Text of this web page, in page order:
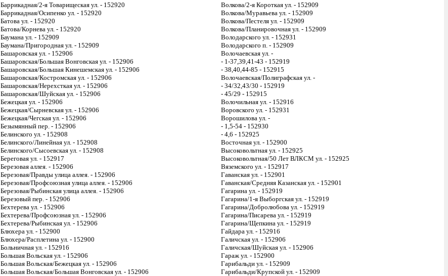
Баррикадная/2-я Товарищеская ул. - 152920
Баррикадная/Осипенко ул. - 152920
Батова ул. - 152920
Батова/Корнева ул. - 152920
Баумана ул. - 152909
Баумана/Пригородная ул. - 152909
Башаровская ул. - 152906
Башаровская/Большая Вонговская ул. - 152906
Башаровская/Большая Кинешемская ул. - 152906
Башаровская/Костромская ул. - 152906
Башаровская/Нерехсткая ул. - 152906
Башаровская/Шуйская ул. - 152906
Бежецкая ул. - 152906
Бежецкая/Сырневская ул. - 152906
Бежецкая/Чегская ул. - 152906
Безымянный пер. - 152906
Белинского ул. - 152908
Белинского/Линейная ул. - 152908
Белинского/Сысоевская ул. - 152908
Береговая ул. - 152917
Березовая аллея. - 152906
Березовая/Правды улица аллея. - 152906
Березовая/Профсоюзная улица аллея. - 152906
Березовая/Рыбинская улица аллея. - 152906
Березовый пер. - 152906
Бехтерева ул. - 152906
Бехтерева/Профсоюзная ул. - 152906
Бехтерева/Рыбинская ул. - 152906
Блюхера ул. - 152900
Блюхера/Расплетина ул. - 152900
Больничная ул. - 152916
Большая Вольская ул. - 152906
Большая Вольская/Бежецкая ул. - 152906
Большая Вольская/Большая Вонговская ул. - 152906
Волкова/2-я Короткая ул. - 152909
Волкова/Муравьева ул. - 152909
Волкова/Пестеля ул. - 152909
Волкова/Планировочная ул. - 152909
Володарского ул. - 152931
Володарского п. - 152909
Волочаевская ул. -
- 1-37,39,41-43 - 152919
- 38,40,44-85 - 152915
Волочаевская/Полиграфская ул. -
- 34/32,43/30 - 152919
- 45/29 - 152915
Волочильная ул. - 152916
Воровского ул. - 152931
Ворошилова ул. -
- 1,5-54 - 152930
- 4,6 - 152925
Восточная ул. - 152900
Высоковольтная ул. - 152925
Высоковольтная/50 Лет ВЛКСМ ул. - 152925
Вяземского ул. - 152917
Гаванская ул. - 152901
Гаванская/Средняя Казанская ул. - 152901
Гагарина ул. - 152919
Гагарина/1-я Выборгская ул. - 152919
Гагарина/Добролюбова ул. - 152919
Гагарина/Писарева ул. - 152919
Гагарина/Щепкина ул. - 152919
Гайдара ул. - 152916
Галичская ул. - 152906
Галичская/Шуйская ул. - 152906
Гараж ул. - 152900
Гарибальди ул. - 152909
Гарибальди/Крупской ул. - 152909